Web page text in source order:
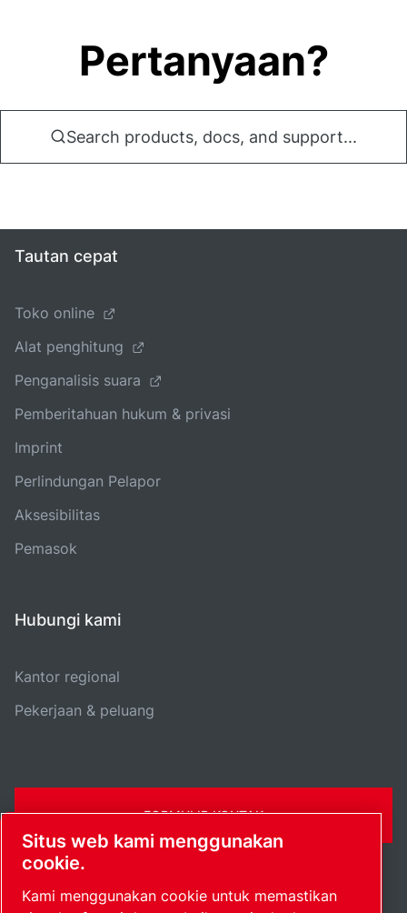
Pertanyaan?
Search products, docs, and support...
Tautan cepat
Toko online
Alat penghitung
Penganalisis suara
Pemberitahuan hukum & privasi
Imprint
Perlindungan Pelapor
Aksesibilitas
Pemasok
Hubungi kami
Kantor regional
Pekerjaan & peluang
FORMULIR KONTAK
Situs web kami menggunakan
cookie.
Kami menggunakan cookie untuk memastikan